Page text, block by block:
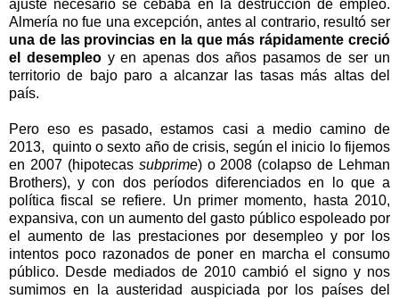
ajuste necesario se cebaba en la destrucción de empleo.
Almería no fue una excepción, antes al contrario, resultó ser
una de las provincias en la que más rápidamente creció
el desempleoy en apenas dos años pasamos de ser un
territorio de bajo paro a alcanzar las tasas más altas del
país.
Pero eso es pasado, estamos casi a medio camino de
2013, quinto o sexto año de crisis, según el inicio lo fijemos
en 2007 (hipotecas subprime) o 2008 (colapso de Lehman
Brothers), y con dos períodos diferenciados en lo que a
política fiscal se refiere. Un primer momento, hasta 2010,
expansiva, con un aumento del gasto público espoleado por
el aumento de las prestaciones por desempleo y por los
intentos poco razonados de poner en marcha el consumo
público. Desde mediados de 2010 cambió el signo y nos
sumimos en la austeridad auspiciada por los países del